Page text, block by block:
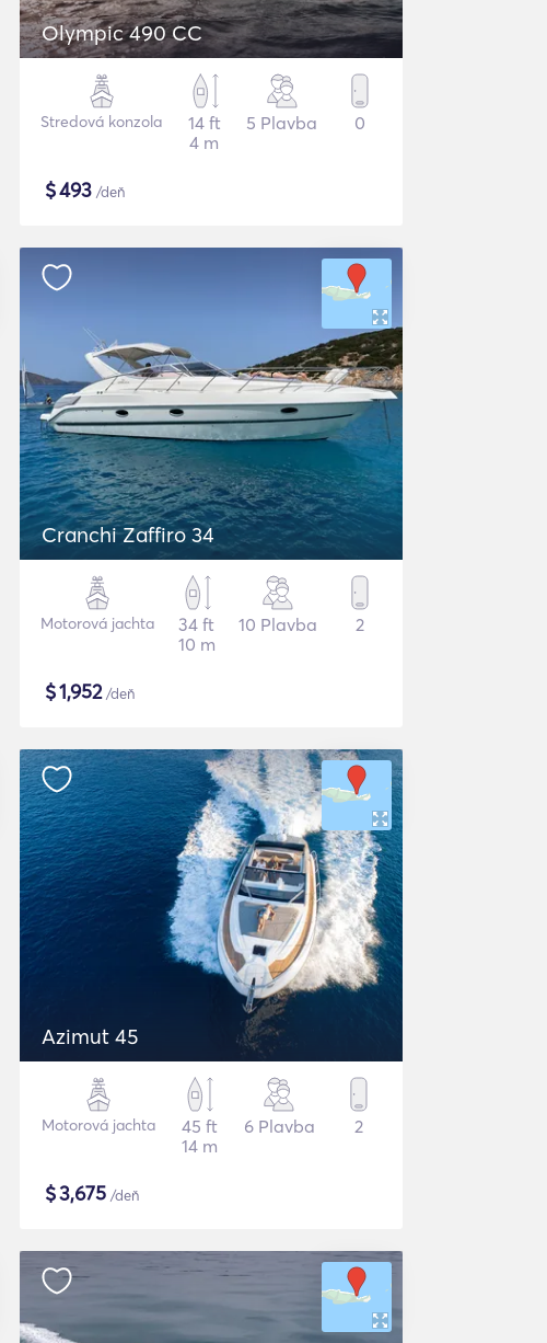
Olympic 490 CC
Stredová konzola
14 ft
4 m
5 Plavba 0
$493 /deň
Cranchi Zaffiro 34
Motorová jachta
34 ft
10 m
10 Plavba 2
$1,952/deň
Azimut 45
Motorová jachta
45 ft
14 m
6 Plavba 2
$3,675 /deň